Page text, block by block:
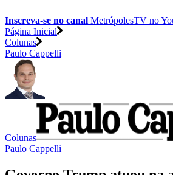
Inscreva-se no canal MetrópolesTV no
Página Inicial
Colunas
Paulo Cappelli
Colunas
Paulo Cappelli